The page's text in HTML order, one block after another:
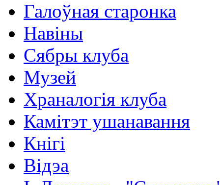
Галоўная старонка
Навіны
Сябры клуба
Музей
Храналогія клуба
Камітэт ушанавання
Кнігі
Відэа